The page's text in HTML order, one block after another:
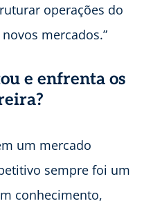
operações do
mercados.”
e enfrenta os
um mercado
sempre foi um
conhecimento,